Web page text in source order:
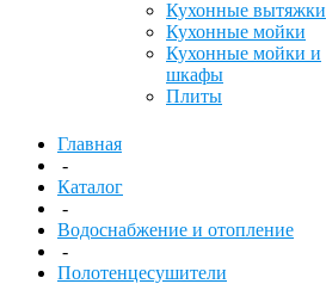
Кухонные вытяжки
Кухонные мойки
Кухонные мойки и
шкафы
Плиты
Главная
-
Каталог
-
Водоснабжение и отопление
-
Полотенцесушители